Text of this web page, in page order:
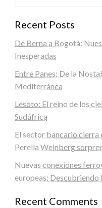
Recent Posts
De Berna a Bogotá:
Inesperadas
Entre Panes: De la
Mediterránea
Lesoto: El reino de los
Sudáfrica
El sector bancario
Perella Weinberg
Nuevas conexiones
europeas: Descubriendo
Recent Comments